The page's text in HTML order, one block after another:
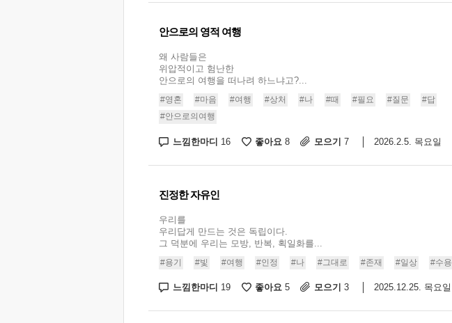
안으로의 영적 여행
왜 사람들은
위압적이고 험난한
안으로의 여행을 떠나려 하느냐고?...
#영혼 #마음 #여행 #상처 #나 #때 #필요 #질문
#답
#안으로의여행
느낌한마디 16 좋아요 8 모으기 7 2026.2.5. 목요일
진정한 자유인
우리를
우리답게 만드는 것은 독립이다.
그 덕분에 우리는 모방, 반복, 획일화를...
#용기 #빛 #여행 #인정 #나 #그대로 #존재 #일상 #수용
느낌한마디 19 좋아요 5 모으기 3 2025.12.25. 목요일